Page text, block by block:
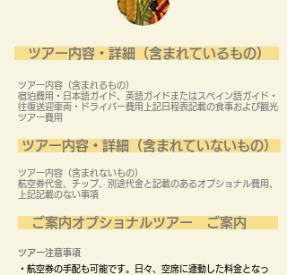
ツアー内容・詳細（含まれているもの）
ツアー内容（含まれるもの）
宿泊費用・日本語ガイド、英語ガイドまたはスペイン語ガイド・
往復送迎車両・ドライバー費用上記日程表記載の食事および観光
ツアー費用
ツアー内容・詳細（含まれていないもの）
​ツアー内容（含まれないもの）
航空券代金、チップ、別途代金と記載のあるオプショナル費用、
上記記載のない事項
ご案内オプショナルツアー ご案内
ツアー注意事項
・航空券の手配も可能です。日々、空席に連動した料金となっ